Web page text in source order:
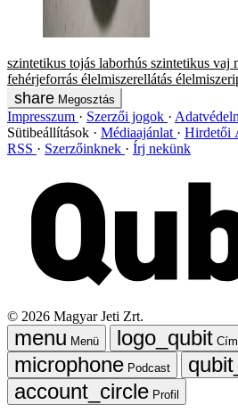
szintetikus tojás laborhús szintetikus vaj
fehérjeforrás élelmiszerellátás
Megosztás
Impresszum Szerzői jogok
Sütibeállítások
Médiaajánlat Hirdetői
RSS
Szerzőinknek Írj nekünk
© 2026 Magyar Jeti Zrt.
Menü
Podcast
Profil